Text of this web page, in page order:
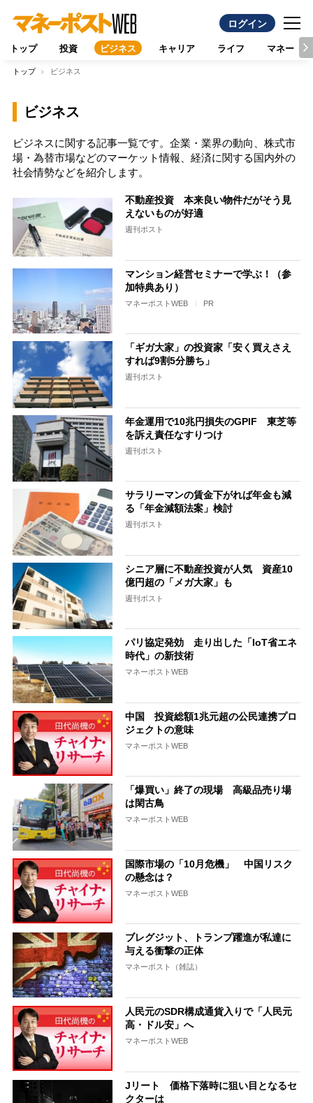
ログイン
トップ 投資 ビジネス キャリア ライフ マネー
トップ ビジネス
ビジネス
ビジネスに関する記事一覧です。企業・業界の動向、株式市
場・為替市場などのマーケット情報、経済に関する国内外の
社会情勢などを紹介します。
不動産投資 本来良い物件だがそう見
えないものが好適
週刊ポスト
マンション経営セミナーで学ぶ！（参
加特典あり）
マネーポストWEB PR
「ギガ大家」の投資家「安く買えさえ
すれば9割5分勝ち」
週刊ポスト
年金運用で10兆円損失のGPIF 東芝等
を訴え責任なすりつけ
週刊ポスト
サラリーマンの賃金下がれば年金も減
る「年金減額法案」検討
週刊ポスト
シニア層に不動産投資が人気 資産10
億円超の「メガ大家」も
週刊ポスト
パリ協定発効 走り出した「IoT省エネ
時代」の新技術
マネーポストWEB
中国 投資総額1兆元超の公民連携プロ
ジェクトの意味
マネーポストWEB
「爆買い」終了の現場 高級品売り場
は閑古鳥
マネーポストWEB
国際市場の「10月危機」 中国リスク
の懸念は？
マネーポストWEB
ブレグジット、トランプ躍進が私達に
与える衝撃の正体
マネーポスト（雑誌）
人民元のSDR構成通貨入りで「人民元
高・ドル安」へ
マネーポストWEB
Jリート 価格下落時に狙い目となるセ
クターは